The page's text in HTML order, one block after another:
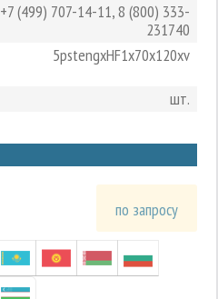
+7 (499) 707-14-11,8 (800) 333-
231740
5pstengxHF1x70x120xv
шт.
по запросу